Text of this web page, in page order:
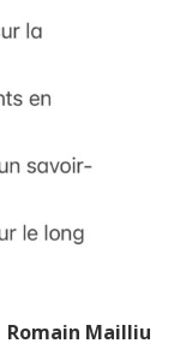
Romain Mailliu